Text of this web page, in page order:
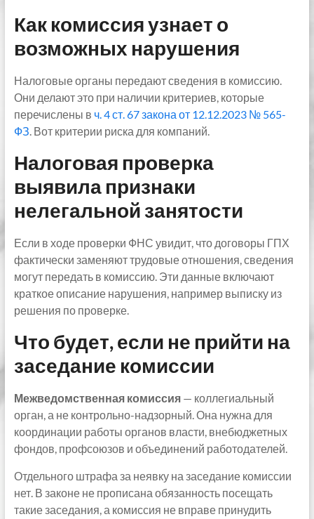
Как комиссия узнает о
возможных нарушения
Налоговые органы передают сведения в комиссию.
Они делают это при наличии критериев, которые
перечислены в ч. 4 ст. 67 закона от 12.12.2023 № 565-
ФЗ. Вот критерии риска для компаний.
Налоговая проверка
выявила признаки
нелегальной занятости
Если в ходе проверки ФНС увидит, что договоры ГПХ
фактически заменяют трудовые отношения, сведения
могут передать в комиссию. Эти данные включают
краткое описание нарушения, например выписку из
решения по проверке.
Что будет, если не прийти на
заседание комиссии
Межведомственная комиссия— коллегиальный
орган, а не контрольно-надзорный. Она нужна для
координации работы органов власти, внебюджетных
фондов, профсоюзов и объединений работодателей.
Отдельного штрафа за неявку на заседание комиссии
нет. В законе не прописана обязанность посещать
такие заседания, а комиссия не вправе принудить